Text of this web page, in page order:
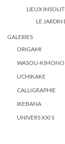
LIEUX
LE JARDIN
GALERIES
ORIGAMI
WASOU-KIMONO
UCHIKAKE
CALLIGRAPHIE
IKEBANA
UNIVERS XXI S